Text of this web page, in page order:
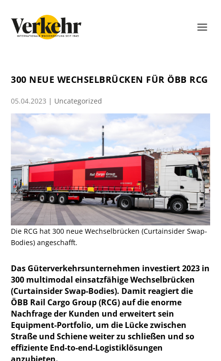
300 NEUE WECHSELBRÜCKEN FÜR ÖBB RCG
05.04.2023 | Uncategorized
Die RCG hat 300 neue Wechselbrücken (Curtainsider Swap-
Bodies) angeschafft.
Das Güterverkehrsunternehmen investiert 2023 in
300 multimodal einsatzfähige Wechselbrücken
(Curtainsider Swap-Bodies). Damit reagiert die
ÖBB Rail Cargo Group (RCG) auf die enorme
Nachfrage der Kunden und erweitert sein
Equipment-Portfolio, um die Lücke zwischen
Straße und Schiene weiter zu schließen und so
effiziente End-to-end-Logistiklösungen